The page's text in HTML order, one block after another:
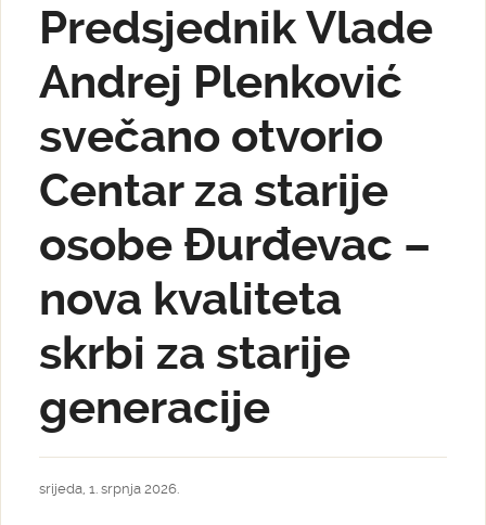
Predsjednik Vlade
Andrej Plenković
svečano otvorio
Centar za starije
osobe Đurđevac –
nova kvaliteta
skrbi za starije
generacije
srijeda, 1. srpnja 2026.